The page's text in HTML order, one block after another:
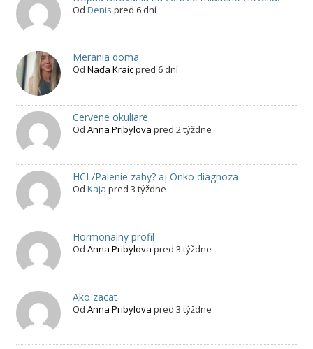
Od Denis pred 6 dní
Merania doma
Od Naďa Kraicpred 6 dní
Cervene okuliare
Od Anna Pribylova pred 2 týždne
HCL/Palenie zahy? aj Onko diagnoza
Od Kaja pred 3 týždne
Hormonalny profil
Od Anna Pribylova pred 3 týždne
Ako zacat
Od Anna Pribylova pred 3 týždne